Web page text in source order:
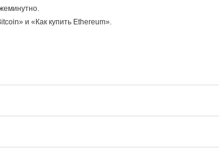
и «Как купить Ethereum».